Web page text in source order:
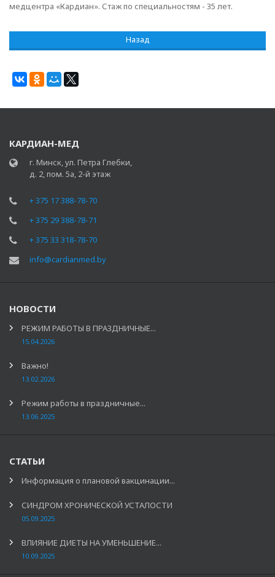
медцентра «Кардиан». Стаж по специальностям - 35 лет.
Назад
КАРДИАН-МЕД
г. Минск, ул. Петра Глебки,
д. 2, пом. 5а, 2-й этаж
+ 375 17 388-78-70
+ 375 29 388-78-71
+ 375 33 318-78-70
info@cardianmed.by
НОВОСТИ
РЕЖИМ РАБОТЫ В ПРАЗДНИЧНЫЕ...
15.04.2026
Важно!
13.02.2026
Режим работы в праздничные...
13.06.2025
СТАТЬИ
Информация о плановой вакцинации...
СИНДРОМ ХРОНИЧЕСКОЙ УСТАЛОСТИ
05.09.2025
ВЛИЯНИЕ ДИЕТЫ НА УМЕНЬШЕНИЕ...
10.09.2025